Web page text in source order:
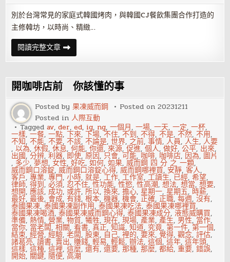
別於台灣常見的家庭式韓國烤肉，與韓國CJ餐飲集團合作打造的
主修韓坊，以時尚、精緻…
閱讀完整文章專
業
廚
親
自
烹
調
主
修
韓
坊
MAJOR
K
開咖啡店前 你該懂的事
Posted by果凍威而鋼 Posted on20231211
Posted in人際互動
Taggedav,der,ed, ig, ng,一個月,一場,一天,一定,一杯,
一樣,一餐,一點,下來,下場,不住,不到,不得,不是,不然,不用,
不知,不能,不要,不該,不論是,世界, 之前,事情,人員,人生,人要
,以為,休假,休息,何能,你還,來源,促進,個人,做好,公平, 出來,
出國,分辨,利器, 即使,原因, 只會,可能, 咖啡, 咖啡店, 因為, 圖片
, 多少,夢想,女性,好吃,如何,如果,威而鋼 四 分 之 一顆,
威而鋼口溶錠,威而鋼口溶錠心得,威而鋼哪裡買, 安靜,客人,
客戶,專業,專門,小時,就是,工作,工作室,工讀生, 已經,希望,
律師,得到,必須, 忍不住,性功能,性慾,性高潮,想法,想當,想要,
想開,應該, 成功, 或許,所以,換來,擔心, 星期一,星期五, 時薪,
最好,最後, 會成,有錢,根本,機器,機會,正確,正職,每週,沒有,
泰國果凍,泰國果凍副作用,泰國果凍吃法,泰國果凍哪裡買,
泰國果凍喝酒,泰國果凍威而鋼心得,泰國果凍成分,液態威購買,
準備,熱情,營業,物質,犧牲,現在,現場,產業,產生, 男性, 當作,
當你, 當老闆,相關,看書,真正,知識,知道, 究竟, 第一件,第一個,
結束,經營,經驗,老闆,股東, 自己,裡的,要來, 覺得,觀念,評估,
諸葛亮,讀書, 賣出, 賺錢,輕易,輕鬆,辦法,這個,這年,這年頭,
這樣,這種,這裡,這麼,還有,還要,那種,那麼,都給,重要,錯誤,
開始, 關鍵, 隨便,高潮